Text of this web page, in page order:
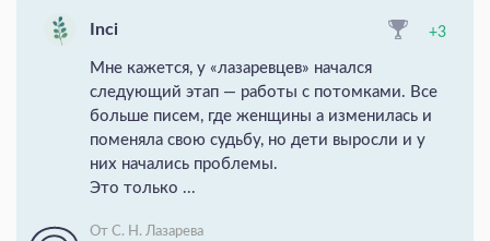
Inci +3
Мне кажется, у «лазаревцев» начался
следующий этап — работы с потомками. Все
больше писем, где женщины а изменилась и
поменяла свою судьбу, но дети выросли и у
них начались проблемы.
Это только ...
От С. Н. Лазарева